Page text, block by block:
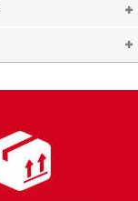
5 260 Kč